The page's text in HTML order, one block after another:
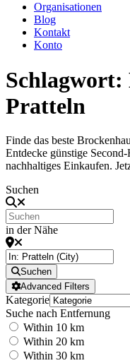
Organisationen
Blog
Kontakt
Konto
Schlagwort:
Pratteln
Finde das beste
Entdecke günstige
nachhaltiges Einkaufen.
Suchen
in der Nähe
Suchen
Advanced Filters
Kategorie
Suche nach Entfernung
Within 10 km
Within 20 km
Within 30 km